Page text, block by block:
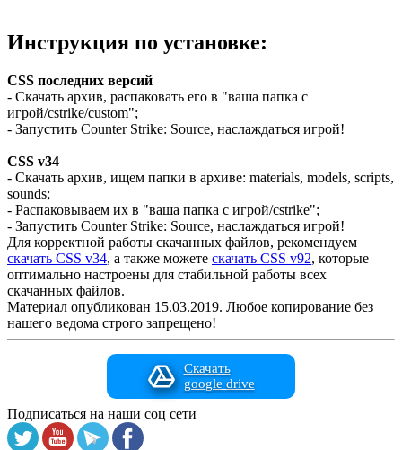
Инструкция по установке:
CSS последних версий
- Скачать архив, распаковать его в "ваша папка с
игрой/cstrike/custom";
- Запустить Counter Strike: Source, наслаждаться игрой!
CSS v34
- Скачать архив, ищем папки в архиве: materials, models, scripts,
sounds;
- Распаковываем их в "ваша папка с игрой/cstrike";
- Запустить Counter Strike: Source, наслаждаться игрой!
Для корректной работы скачанных файлов, рекомендуем
скачать CSS v34, а также можете скачать CSS v92, которые
оптимально настроены для стабильной работы всех
скачанных файлов.
Материал опубликован 15.03.2019. Любое копирование без
нашего ведома строго запрещено!
Скачать
google drive
Подписаться на наши соц сети